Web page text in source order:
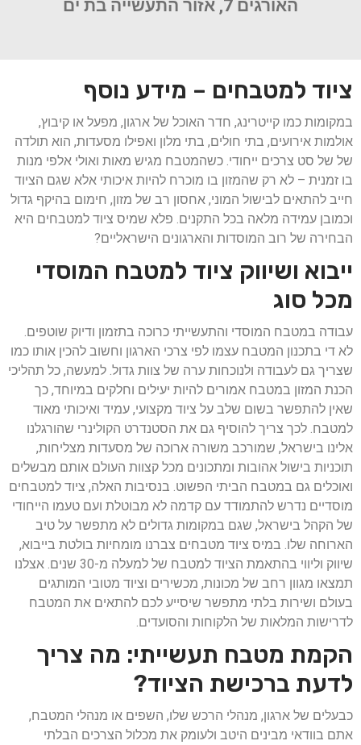
האורגים 7, אזור התעשייה בת ים
ציוד למטבחים – מידע נוסף
במקומות כמו קייטרינג, חדר האוכל של ארגון, מפעל או קיבוץ,
אולמות אירועים, בתי חולים, בתי מלון ואפילו מסעדות, הוא תולדה
של של סט צרכים ייחודי. כשהמטבח מגיש מאות ואולי אלפי מנות
בו זמנית – לא רק שהמזון בו מוכרח להיות איכותי אלא שגם הציוד
חייב להתאים לבישול המוני, אחסון רב של מזון, חימום בהיקף גדול
וכמובן עמידה מלאה בכל התקנים. פלא שמיס ציוד למטבחים היא
הבחירה של רוב המוסדות והארגונים הישראליים?
ייבוא ושיווק ציוד למטבח המוסדי
מכל סוג
עבודה במטבח המוסדי והתעשייתי כרוכה בתזמון ודיוק שוטפים.
לא די בתכנון המטבח עצמו לפי צרכי הארגון וחשוב להכין אותו כמו
שצריך גם לעבודה ולנוכחות ערה של צוות גדול. למעשה, כל תהליכי
הכנת המזון במטבח אמורים להיות יעילים וחלקים במיוחד, כך
שאין להתפשר בשום שלב על ציוד מקצועי, עמיד ואיכותי מאוד
למטבח. לכך צריך להוסיף גם את הסטנדרט הקולינרי שהורגלנו
אלינו בישראל, שמורכב משורה ארוכה של מסעדות מצליחות,
תוכניות בישול אהובות ומתכונים מכל קצוות העולם אותם מבשלים
ואוכלים גם במטבח הביתי הפשוט. בנסיבות האלה, ציוד למטבחים
מוסדיים נדרש להתמודד עם קדמה לא מבוטלת ועם טעמו הייחודי
של הקהל בישראל, שגם במקומות גדולים לא מתפשר על טיב
הארוחה שלו. במיס ציוד מטבחים צברנו מומחיות בולטת בייבוא,
שיווק וליווי בהתאמת הציוד למטבח של למעלה מ-30 שנים. אצלנו
תמצאו מגוון רחב של מכונות, מכשירים וציוד מטובי המותגים
בעולם ושירות בלתי מתפשר שיסייע לכם להתאים את המטבח
לדרישות המלאות של הלקוחות והסועדים.
הקמת מטבח תעשייתי: מה צריך
לדעת ברכישת הציוד?
כבעלים של ארגון, מנהלי הרכש שלו, השפים או מנהלי המטבח,
אתם בוודאי מבינים היטב ולעומק את מכלול הצרכים הבלתי